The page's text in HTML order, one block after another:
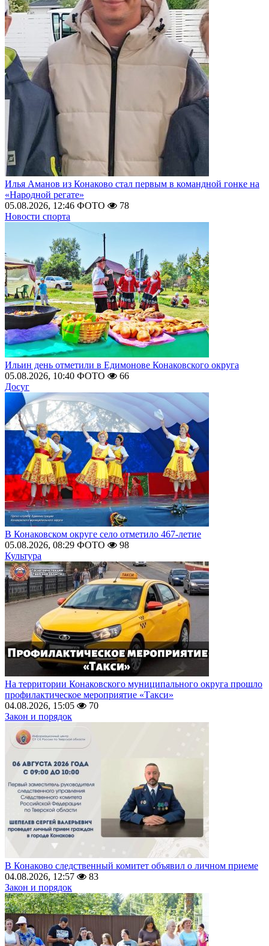
Илья Аманов из Конаково стал первым в командной гонке на
«Народной регате»
05.08.2026, 12:46 ФОТО
78
Новости спорта
Ильин день отметили в Едимонове Конаковского округа
05.08.2026, 10:40 ФОТО
66
Досуг
В Конаковском округе село отметило 467-летие
05.08.2026, 08:29 ФОТО
98
Культура
На территории Конаковского муниципального округа прошло
профилактическое мероприятие «Такси»
04.08.2026, 15:05
70
Закон и порядок
В Конаково следственный комитет объявил о личном приеме
04.08.2026, 12:57
83
Закон и порядок